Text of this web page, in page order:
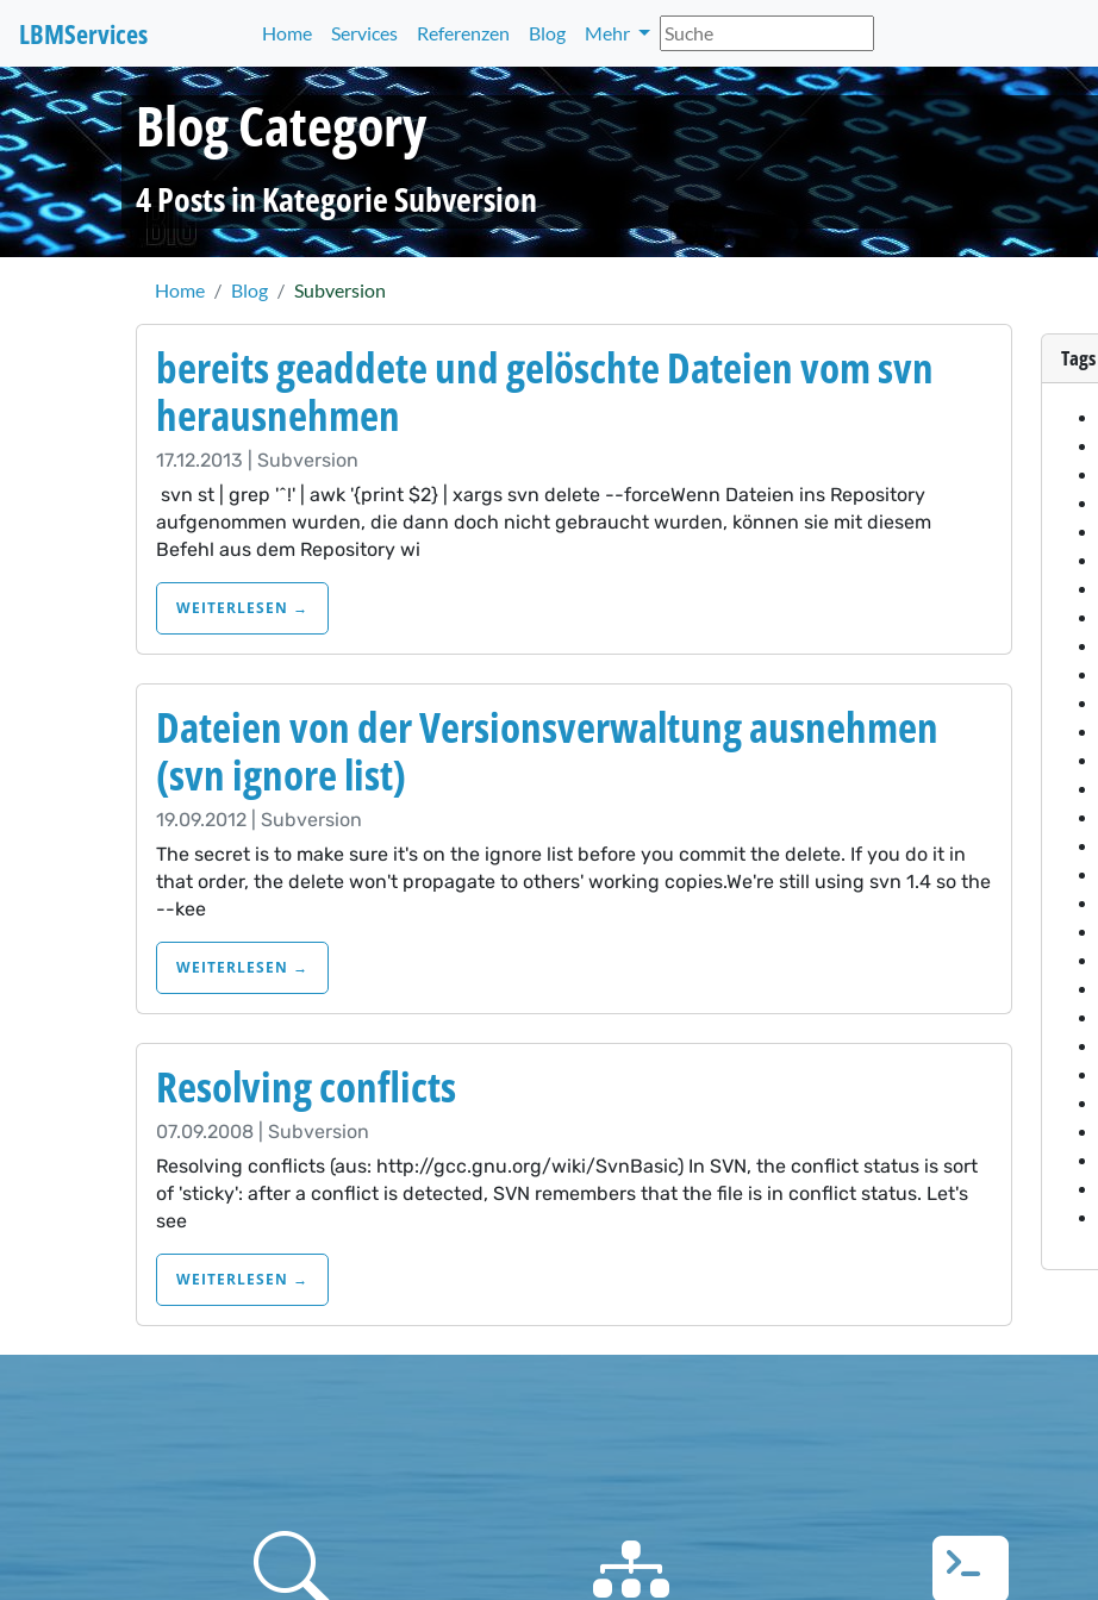
LBMServices Home Services Referenzen Blog Mehr
Blog Category
4 Posts in Kategorie Subversion
Home Blog Subversion
bereits geaddete und gelöschte Dateien vom svn
herausnehmen
17.12.2013 | Subversion
svn st | grep '^!' | awk '{print $2} | xargs svn delete --forceWenn Dateien ins Repository
aufgenommen wurden, die dann doch nicht gebraucht wurden, können sie mit diesem
Befehl aus dem Repository wi
WEITERLESEN →
Dateien von der Versionsverwaltung ausnehmen
(svn ignore list)
19.09.2012 | Subversion
The secret is to make sure it's on the ignore list before you commit the delete. If you do it in
that order, the delete won't propagate to others' working copies.We're still using svn 1.4 so the
--kee
WEITERLESEN →
Resolving conflicts
07.09.2008 | Subversion
Resolving conflicts (aus: http://gcc.gnu.org/wiki/SvnBasic) In SVN, the conflict status is sort
of 'sticky': after a conflict is detected, SVN remembers that the file is in conflict status. Let's
see
WEITERLESEN →
Tags